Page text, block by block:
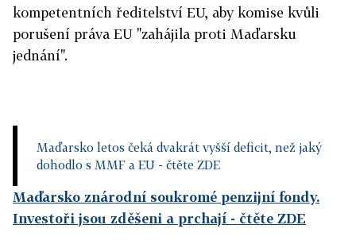
kompetentních ředitelství EU, aby komise kvůli
porušení práva EU "zahájila proti Maďarsku
jednání".
Maďarsko letos čeká dvakrát vyšší deficit, než jaký
dohodlo s MMF a EU - čtěte ZDE
Maďarsko znárodní soukromé penzijní fondy.
Investoři jsou zděšeni a prchají - čtěte ZDE